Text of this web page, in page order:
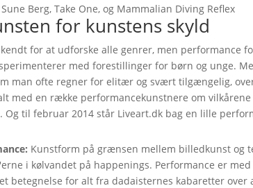
Berg, Take One, og Mammalian Diving Reflex
for kunstens skyld
for at udforske alle genrer, men performance
med forestillinger for børn og unge.
man ofte regner for elitær og svært tilgængelig,
med en række performancekunstnere om
Og til februar 2014 står Liveart.dk bag en lille
Kunstform på grænsen mellem billedkunst og
i kølvandet på happenings. Performance er
betegnelse for alt fra dadaisternes kabaretter over